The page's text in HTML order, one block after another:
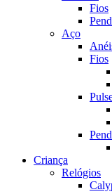
Fios
Aço
Fios
Criança
Relógios